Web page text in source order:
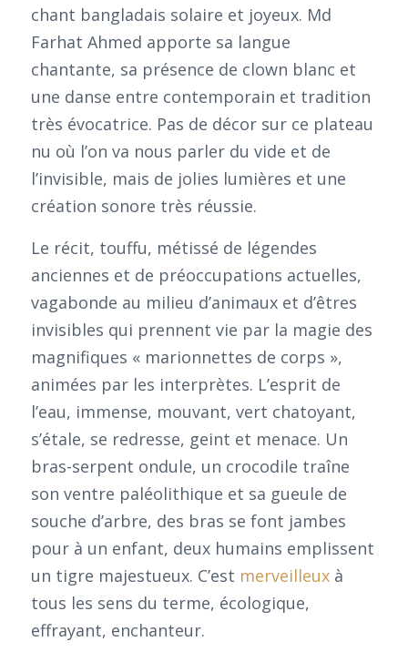
chant bangladais solaire et joyeux. Md
Farhat Ahmed apporte sa langue
chantante, sa présence de clown blanc et
une danse entre contemporain et tradition
très évocatrice. Pas de décor sur ce plateau
nu où l’on va nous parler du vide et de
l’invisible, mais de jolies lumières et une
création sonore très réussie.
Le récit, touffu, métissé de légendes
anciennes et de préoccupations actuelles,
vagabonde au milieu d’animaux et d’êtres
invisibles qui prennent vie par la magie des
magnifiques « marionnettes de corps »,
animées par les interprètes. L’esprit de
l’eau, immense, mouvant, vert chatoyant,
s’étale, se redresse, geint et menace. Un
bras-serpent ondule, un crocodile traîne
son ventre paléolithique et sa gueule de
souche d’arbre, des bras se font jambes
pour à un enfant, deux humains emplissent
un tigre majestueux. C’est merveilleuxà
tous les sens du terme, écologique,
effrayant, enchanteur.